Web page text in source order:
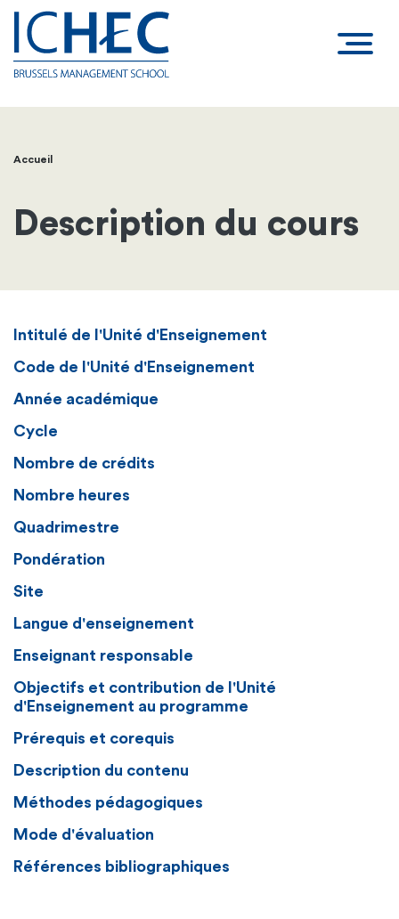
Fil
d'Ariane
Accueil
Description du cours
Intitulé de l'Unité d'Enseignement
Code de l'Unité d'Enseignement
Année académique
Cycle
Nombre de crédits
Nombre heures
Quadrimestre
Pondération
Site
Langue d'enseignement
Enseignant responsable
Objectifs et contribution de l'Unité
d'Enseignement au programme
Prérequis et corequis
Description du contenu
Méthodes pédagogiques
Mode d'évaluation
Références bibliographiques